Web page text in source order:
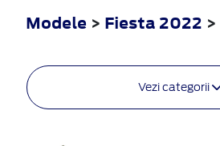
Modele > Fiesta 2022 >
Vezi categorii